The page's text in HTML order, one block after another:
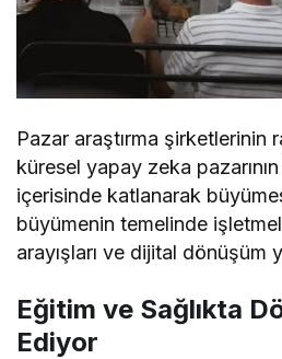
Pazar araştırma şirketlerinin
küresel yapay zeka
içerisinde katlanarak
büyümenin temelinde
arayışları ve dijital dönüşüm
Eğitim ve Sağlıkta
Ediyor